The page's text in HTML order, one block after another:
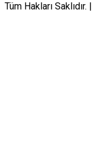
Tüm Hakları Saklıdır. |